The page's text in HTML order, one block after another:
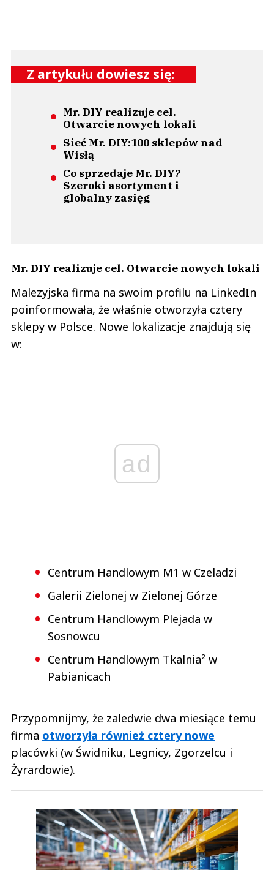
Z artykułu dowiesz się:
Mr. DIY realizuje cel.
Otwarcie nowych lokali
Sieć Mr. DIY:100 sklepów nad
Wisłą
Co sprzedaje Mr. DIY?
Szeroki asortyment i
globalny zasięg
Mr. DIY realizuje cel. Otwarcie nowych lokali
Malezyjska firma na swoim profilu na LinkedIn
poinformowała, że właśnie otworzyła cztery
sklepy w Polsce. Nowe lokalizacje znajdują się
w:
ad
Centrum Handlowym M1 w Czeladzi
Galerii Zielonej w Zielonej Górze
Centrum Handlowym Plejada w
Sosnowcu
Centrum Handlowym Tkalnia² w
Pabianicach
Przypomnijmy, że zaledwie dwa miesiące temu
firma otworzyła również cztery nowe
placówki (w Świdniku, Legnicy, Zgorzelcu i
Żyrardowie).